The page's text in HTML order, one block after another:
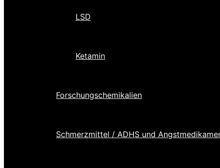
LSD
Ketamin
Forschungschemikalien
Schmerzmittel / ADHS und